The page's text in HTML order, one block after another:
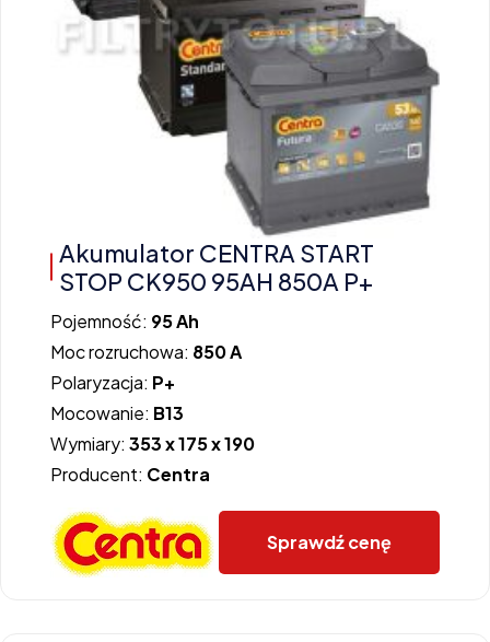
Akumulator CENTRA START
STOP CK950 95AH 850A P+
Pojemność: 95 Ah
Moc rozruchowa: 850 A
Polaryzacja: P+
Mocowanie: B13
Wymiary: 353 x 175 x 190
Producent: Centra
Sprawdź cenę